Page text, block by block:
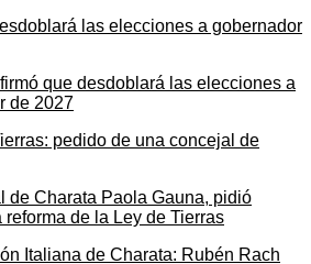
que desdoblará las elecciones a
de 2027
de Charata Paola Gauna, pidió
reforma de la Ley de Tierras